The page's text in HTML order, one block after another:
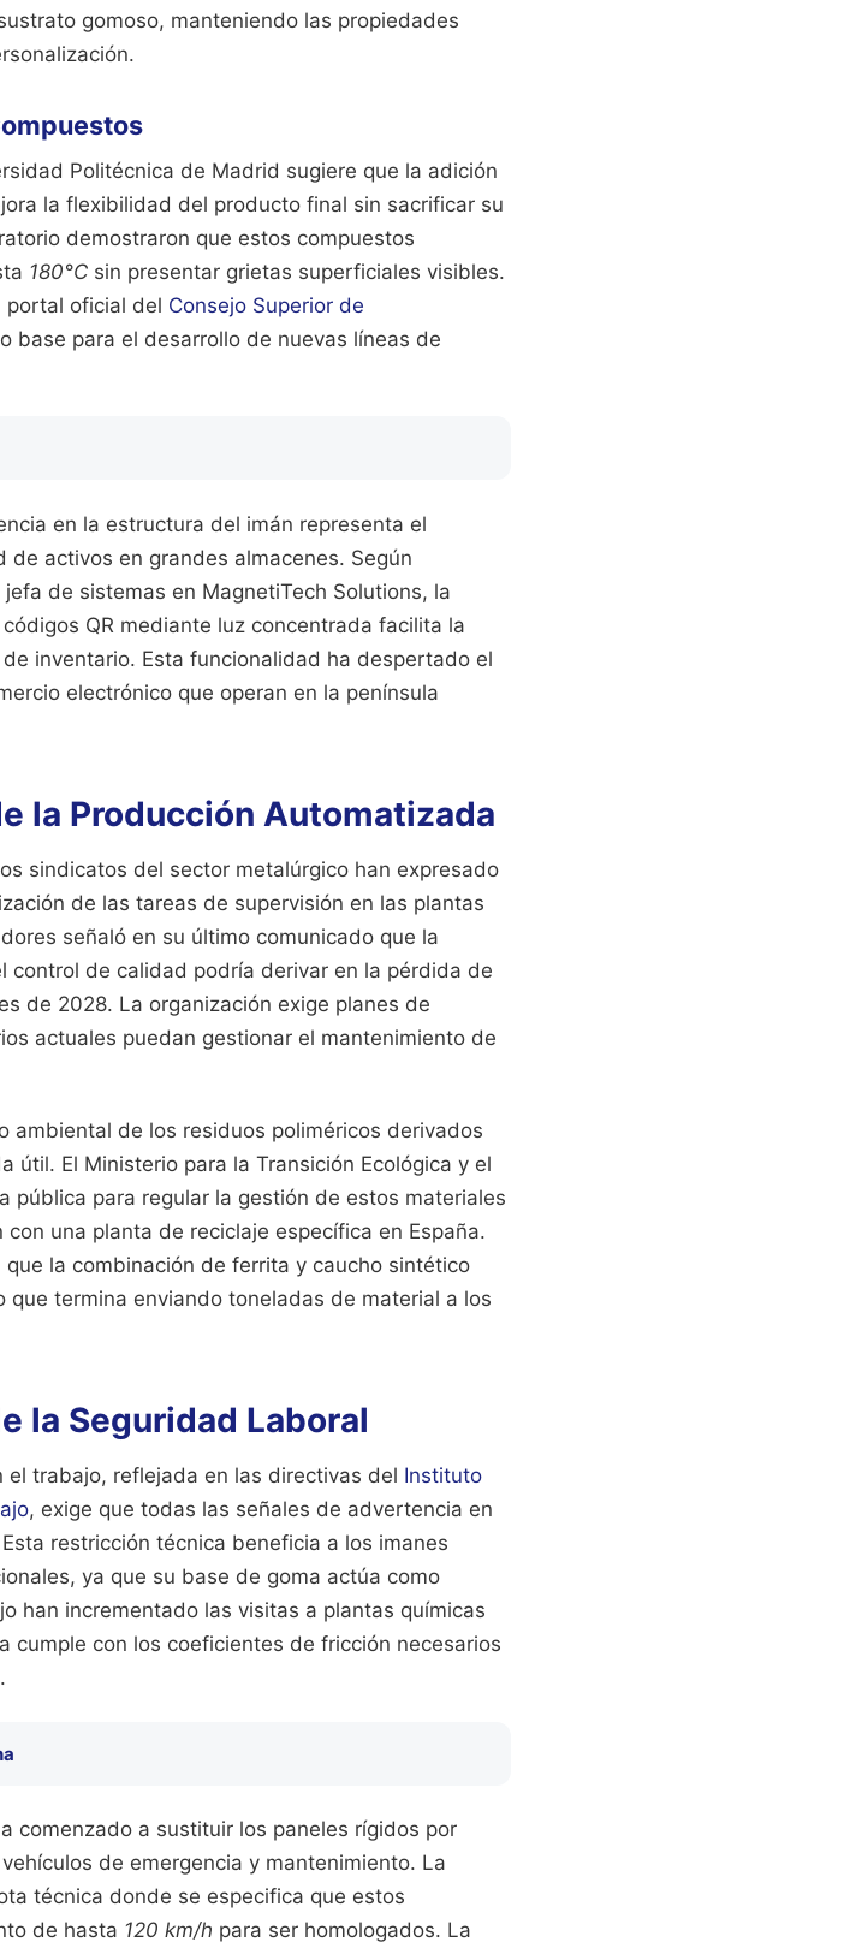
gomoso, manteniendo las propiedades
Politécnica de Madrid sugiere que la adición
la flexibilidad del producto final sin sacrificar su
demostraron que estos compuestos
180°C sin presentar grietas superficiales visibles.
portal oficial del Consejo Superior de
base para el desarrollo de nuevas líneas de
en la estructura del imán representa el
activos en grandes almacenes. Según
de sistemas en MagnetiTech Solutions, la
QR mediante luz concentrada facilita la
inventario. Esta funcionalidad ha despertado el
electrónico que operan en la península
la Producción Automatizada
sindicatos del sector metalúrgico han expresado
de las tareas de supervisión en las plantas
señaló en su último comunicado que la
control de calidad podría derivar en la pérdida de
de 2028. La organización exige planes de
actuales puedan gestionar el mantenimiento de
ambiental de los residuos poliméricos derivados
útil. El Ministerio para la Transición Ecológica y el
pública para regular la gestión de estos materiales
una planta de reciclaje específica en España.
la combinación de ferrita y caucho sintético
termina enviando toneladas de material a los
la Seguridad Laboral
trabajo, reflejada en las directivas del Instituto
, exige que todas las señales de advertencia en
restricción técnica beneficia a los imanes
ya que su base de goma actúa como
han incrementado las visitas a plantas químicas
cumple con los coeficientes de fricción necesarios
comenzado a sustituir los paneles rígidos por
de emergencia y mantenimiento. La
técnica donde se especifica que estos
de hasta 120 km/h para ser homologados. La